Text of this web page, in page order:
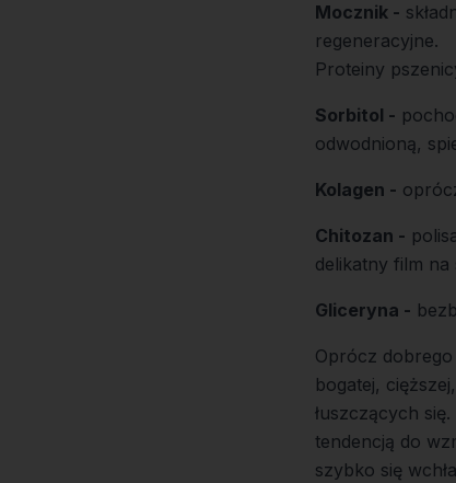
Mocznik -
regeneracyjne.
Proteiny
Sorbitol -
odwodnioną,
Kolagen -
Chitozan -
delikatny film
Gliceryna -
Oprócz
bogatej,
łuszczących
tendencją do
szybko się